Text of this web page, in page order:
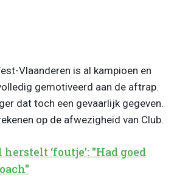
Vlaanderen is al kampioen en
gemotiveerd aan de aftrap.
dat toch een gevaarlijk gegeven.
op de afwezigheid van Club.
herstelt ‘foutje’: "Had goed